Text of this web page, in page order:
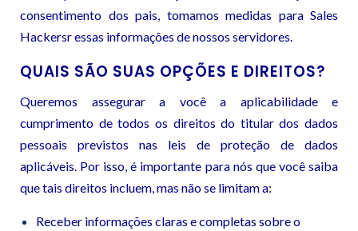
consentimento dos pais, tomamos medidas para Sales
Hackersr essas informações de nossos servidores.
QUAIS SÃO SUAS OPÇÕES E DIREITOS?
Queremos assegurar a você a aplicabilidade e
cumprimento de todos os direitos do titular dos dados
pessoais previstos nas leis de proteção de dados
aplicáveis. Por isso, é importante para nós que você saiba
que tais direitos incluem, mas não se limitam a:
Receber informações claras e completas sobre o